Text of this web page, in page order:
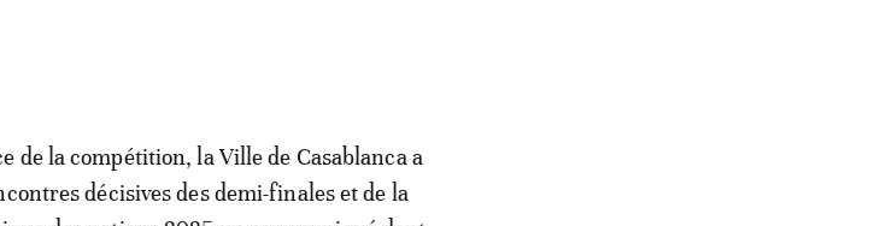
de la compétition, la Ville de Casablanca a
décisives des demi-finales et de la